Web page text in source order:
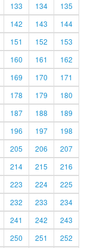
133 134
135
142 143
144
151 152
153
160 161
162
169 170
171
178 179
180
187 188
189
196 197
198
205 206
207
214 215
216
223 224
225
232 233
234
241 242
243
250 251
252